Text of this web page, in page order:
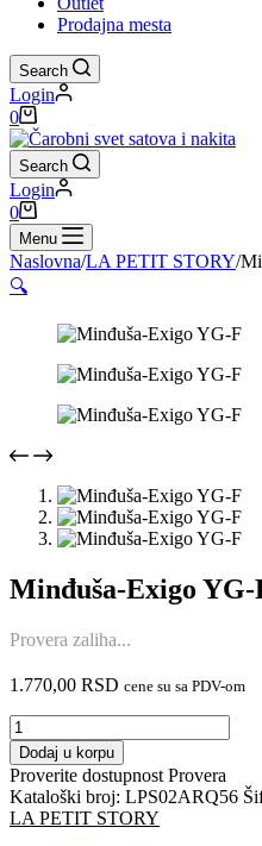
Prodajna mesta
Search
Login
Shopping
cart
0
Search
Login
Shopping
cart
0
Menu
Naslovna/LA PETIT STORY/
🔍
Minđuša-Exigo YG-
Provera zaliha...
1.770,00 RSD cene su sa PDV-om
Minđuša-
Exigo
YG-
F
količina
Dodaj u korpu
Proverite dostupnost Provera
Kataloški broj: LPS02ARQ56
LA PETIT STORY